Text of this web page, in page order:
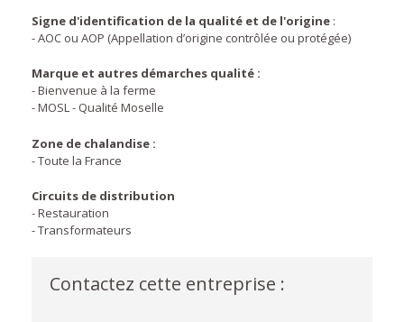
Signe d'identification de la qualité et de l'origine :
- AOC ou AOP (Appellation d’origine contrôlée ou protégée)
Marque et autres démarches qualité :
- Bienvenue à la ferme
- MOSL - Qualité Moselle
Zone de chalandise :
- Toute la France
Circuits de distribution
- Restauration
- Transformateurs
Contactez cette entreprise :